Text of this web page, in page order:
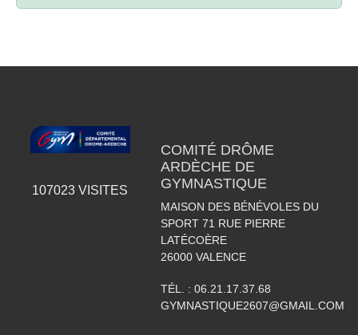
107023 VISITES
COMITÉ DRÔME
ARDÈCHE DE
GYMNASTIQUE
MAISON DES BÉNÉVOLES DU
SPORT 71 RUE PIERRE
LATÉCOÈRE
26000 VALENCE
TÉL. : 06.21.17.37.68
GYMNASTIQUE2607@GMAIL.COM